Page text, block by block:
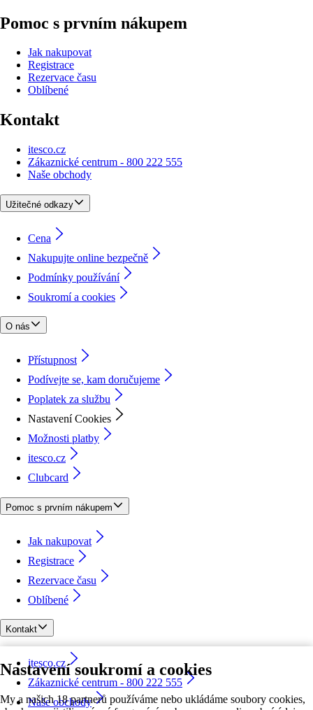
Nastavení soukromí a cookies
My a našich 18 partnerů používáme nebo ukládáme soubory cookies,
Pomoc s prvním nákupem
Jak nakupovat
Registrace
Rezervace času
Oblíbené
Kontakt
itesco.cz
Zákaznické centrum - 800 222 555
Naše obchody
Užitečné odkazy
Cena
Nakupujte online bezpečně
Podmínky používání
Soukromí a cookies
O nás
Přístupnost
Podívejte se, kam doručujeme
Poplatek za službu
Nastavení Cookies
Možnosti platby
itesco.cz
Clubcard
Pomoc s prvním nákupem
Jak nakupovat
Registrace
Rezervace času
Oblíbené
Kontakt
itesco.cz
Zákaznické centrum - 800 222 555
Naše obchody